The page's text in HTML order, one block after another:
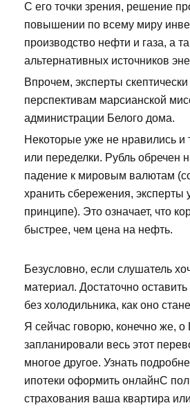
С его точки зрения, решение
повышении по всему миру
производство нефти и газа, а
альтернативных источников
Впрочем, эксперты скептически
перспективам марсианской
администрации Белого дома.
Некоторые уже не нравились и
или переделки. Рубль обречен
падение к мировым валютам
хранить сбережения, эксперты
принципе). Это означает, что
быстрее, чем цена на нефть.
Безусловно, если слушатель
материал. Достаточно
без холодильника, как оно
Я сейчас говорю, конечно же, о
запланировали весь этот
многое другое. Узнать
ипотеки оформить онлайнС
страхования ваша квартира